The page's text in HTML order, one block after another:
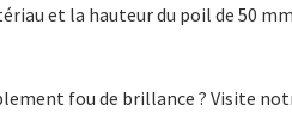
et la hauteur du poil de 50 mm
fou de brillance ? Visite